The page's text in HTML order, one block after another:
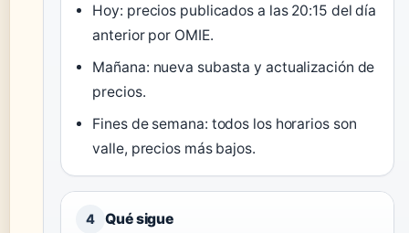
Hoy: precios publicados a las 20:15 del día
anterior por OMIE.
Mañana: nueva subasta y actualización de
precios.
Fines de semana: todos los horarios son
valle, precios más bajos.
4 Qué sigue